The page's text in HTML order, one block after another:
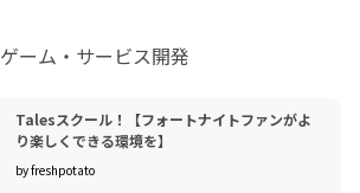
ゲーム・サービス開発
Talesスクール！【フォートナイトファンがよ
り楽しくできる環境を】
by freshpotato